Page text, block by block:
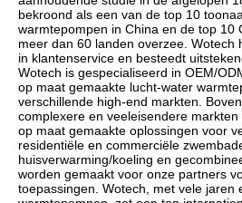
bekroond als een van de top 10
warmtepompen in China en de top 10
meer dan 60 landen overzee. Wotech
in klantenservice en besteedt
Wotech is gespecialiseerd in OEM/
op maat gemaakte lucht-water
verschillende high-end markten.
complexere en veeleisendere
op maat gemaakte oplossingen voor
residentiële en commerciële
huisverwarming/koeling en
worden gemaakt voor onze partners
toepassingen. Wotech, met vele jaren